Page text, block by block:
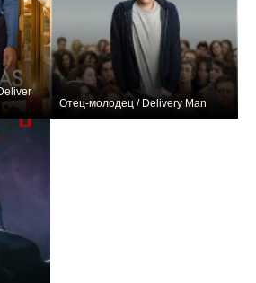
Отец-молодец / Delivery Man